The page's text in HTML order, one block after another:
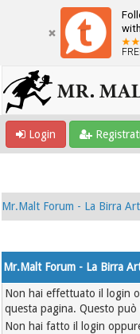
Login Registrati
Mr.Malt Forum - La Birra
Mr.Malt Forum - La Birra
Non hai effettuato il login
questa pagina. Questo
Non hai fatto il login